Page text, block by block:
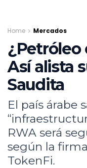
Home Mercados
¿Petróleo
Así alista
Saudita
El país árabe
RWA será
según la
TokenFi.